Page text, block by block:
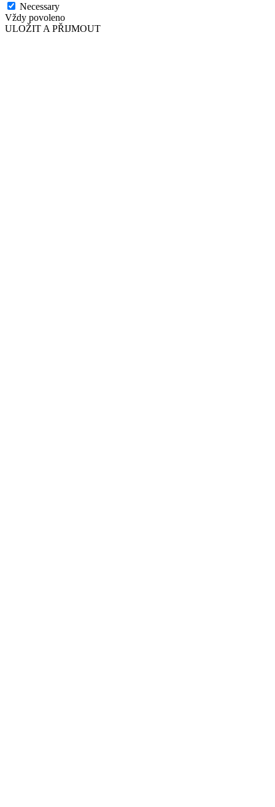
Necessary
Vždy povoleno
ULOŽIT A PŘIJMOUT